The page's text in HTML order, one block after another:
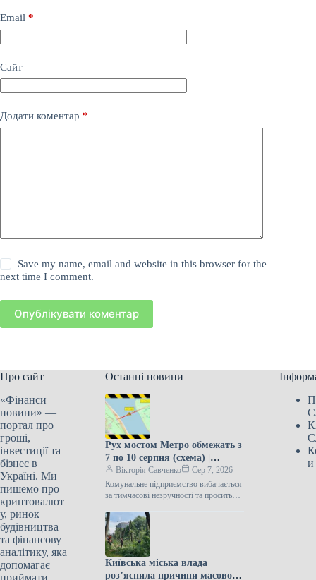
Email *
Сайт
Додати коментар *
Save my name, email and website in this browser for the
next time I comment.
Опублікувати коментар
Про сайт
«Фінанси
новини» —
портал про
гроші,
інвестиції та
бізнес в
Україні. Ми
пишемо про
криптовалют
у, ринок
будівництва
та фінансову
аналітику, яка
допомагає
приймати
Останні новини
Рух мостом Метро обмежать з
7 по 10 серпня (схема) |
Нерухомість Києва
Вікторія Савченко
Сер 7, 2026
Комунальне підприємство вибачається
за тимчасові незручності та просить
плануванні поїздки. Сьогодні, 11:56
Фото: kyivcity.com.ua Ремонт
Київська міська влада
роз’яснила причини масової
и